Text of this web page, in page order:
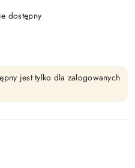
dostępny
jest tylko dla zalogowanych